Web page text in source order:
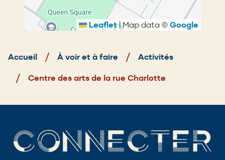
Leaflet |Map data © Google
d'Ariane
Accueil À voir et à faire
Activités
Centre des arts de la rue Charlotte
CONNECTER